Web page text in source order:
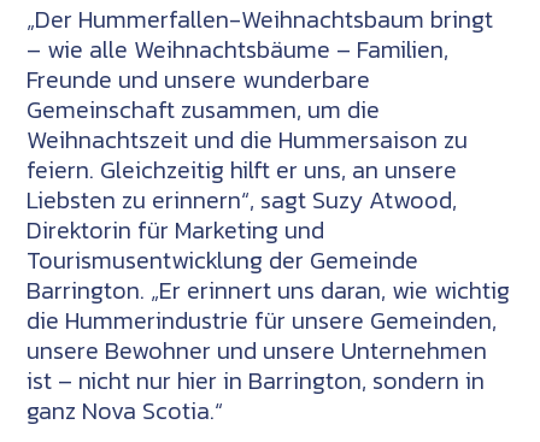
„Der Hummerfallen-Weihnachtsbaum bringt
– wie alle Weihnachtsbäume – Familien,
Freunde und unsere wunderbare
Gemeinschaft zusammen, um die
Weihnachtszeit und die Hummersaison zu
feiern. Gleichzeitig hilft er uns, an unsere
Liebsten zu erinnern“, sagt Suzy Atwood,
Direktorin für Marketing und
Tourismusentwicklung der Gemeinde
Barrington. „Er erinnert uns daran, wie wichtig
die Hummerindustrie für unsere Gemeinden,
unsere Bewohner und unsere Unternehmen
ist – nicht nur hier in Barrington, sondern in
ganz Nova Scotia.“